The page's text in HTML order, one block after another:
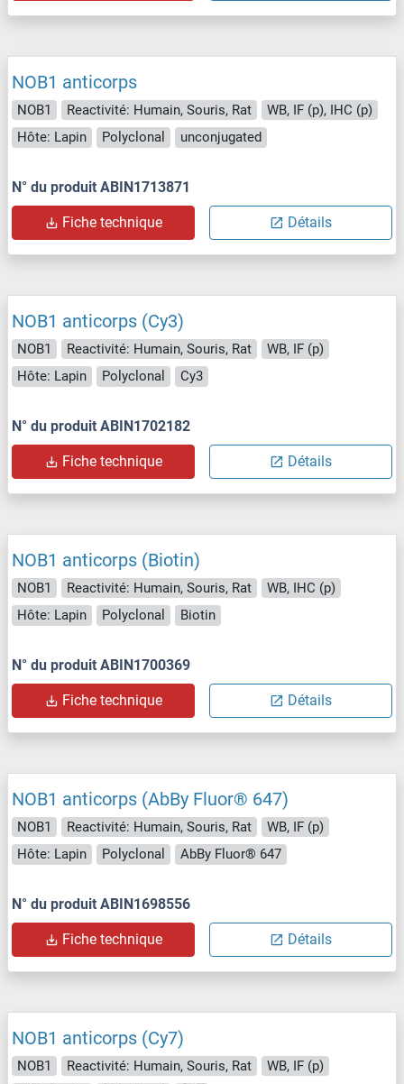
NOB1 anticorps
NOB1 Reactivité: Humain, Souris, Rat
WB, IF (p), IHC (p)
Hôte: Lapin
Polyclonal unconjugated
N° du produit ABIN1713871
Fiche technique Détails
NOB1 anticorps (Cy3)
NOB1 Reactivité: Humain, Souris, Rat
WB, IF (p)
Hôte: Lapin
Polyclonal Cy3
N° du produit ABIN1702182
Fiche technique Détails
NOB1 anticorps (Biotin)
NOB1 Reactivité: Humain, Souris, Rat
WB, IHC (p)
Hôte: Lapin
Polyclonal Biotin
N° du produit ABIN1700369
Fiche technique Détails
NOB1 anticorps (AbBy Fluor® 647)
NOB1 Reactivité: Humain, Souris, Rat
WB, IF (p)
Hôte: Lapin
Polyclonal AbBy Fluor® 647
N° du produit ABIN1698556
Fiche technique Détails
NOB1 anticorps (Cy7)
NOB1 Reactivité: Humain, Souris, Rat
WB, IF (p)